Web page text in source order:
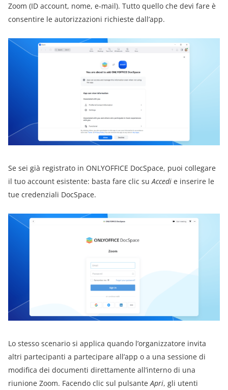
Zoom (ID account, nome, e-mail). Tutto quello che devi fare è
consentire le autorizzazioni richieste dall’app.
Se sei già registrato in ONLYOFFICE DocSpace, puoi collegare
il tuo account esistente: basta fare clic suAccedi e inserire le
tue credenziali DocSpace.
Lo stesso scenario si applica quando l’organizzatore invita
altri partecipanti a partecipare all’app o a una sessione di
modifica dei documenti direttamente all’interno di una
riunione Zoom. Facendo clic sul pulsanteApri, gli utenti